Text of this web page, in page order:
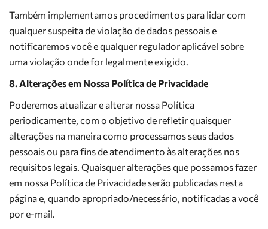
Também implementamos procedimentos para lidar com
qualquer suspeita de violação de dados pessoais e
notificaremos você e qualquer regulador aplicável sobre
uma violação onde for legalmente exigido.
8. Alterações em Nossa Política de Privacidade
Poderemos atualizar e alterar nossa Política
periodicamente, com o objetivo de refletir quaisquer
alterações na maneira como processamos seus dados
pessoais ou para fins de atendimento às alterações nos
requisitos legais. Quaisquer alterações que possamos fazer
em nossa Política de Privacidade serão publicadas nesta
página e, quando apropriado/necessário, notificadas a você
por e-mail.